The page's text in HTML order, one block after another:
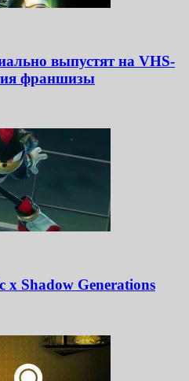
выпустят на VHS-
франшизы
x Shadow Generations